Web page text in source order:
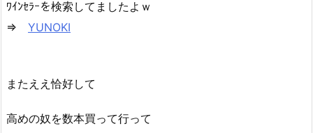
ﾜｲﾝｾﾗｰを検索してましたよｗ
⇒ YUNOKI
またええ恰好して
高めの奴を数本買って行って